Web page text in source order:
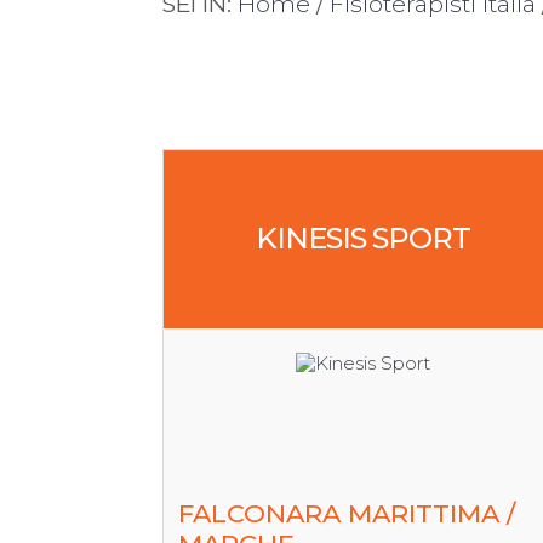
KINESIS SPORT
FALCONARA MARITTIMA /